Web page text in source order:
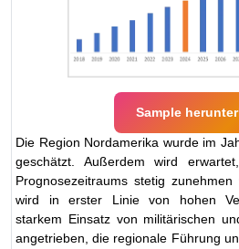
Sample
Die Region Nordamerika wurde im
geschätzt. Außerdem wird
Prognosezeitraums stetig
wird in erster Linie von hohen
starkem Einsatz von militärischen
angetrieben, die regionale Führung